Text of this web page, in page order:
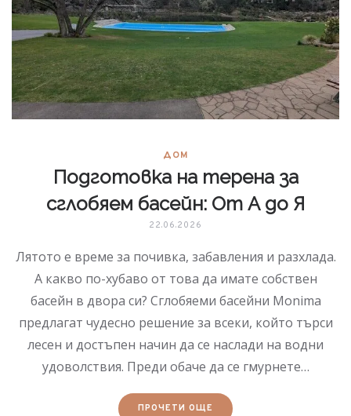
ДОМ
Подготовка на терена за
сглобяем басейн: От А до Я
22.06.2026
Лятото е време за почивка, забавления и разхлада.
А какво по-хубаво от това да имате собствен
басейн в двора си? Сглобяеми басейни Monima
предлагат чудесно решение за всеки, който търси
лесен и достъпен начин да се наслади на водни
удоволствия. Преди обаче да се гмурнете…
ПРОЧЕТИ ОЩЕ